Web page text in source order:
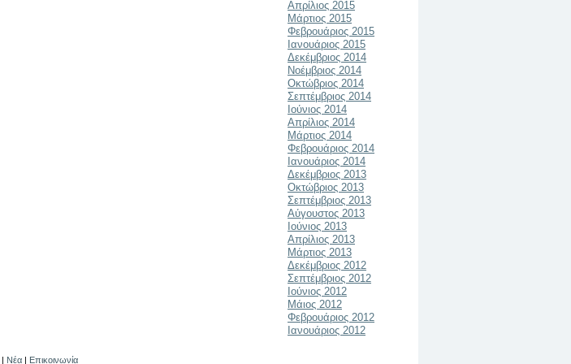
Απρίλιος 2015
Μάρτιος 2015
Φεβρουάριος 2015
Ιανουάριος 2015
Δεκέμβριος 2014
Νοέμβριος 2014
Οκτώβριος 2014
Σεπτέμβριος 2014
Ιούνιος 2014
Απρίλιος 2014
Μάρτιος 2014
Φεβρουάριος 2014
Ιανουάριος 2014
Δεκέμβριος 2013
Οκτώβριος 2013
Σεπτέμβριος 2013
Αύγουστος 2013
Ιούνιος 2013
Απρίλιος 2013
Μάρτιος 2013
Δεκέμβριος 2012
Σεπτέμβριος 2012
Ιούνιος 2012
Μάιος 2012
Φεβρουάριος 2012
Ιανουάριος 2012
| Νέα | Επικοινωνία